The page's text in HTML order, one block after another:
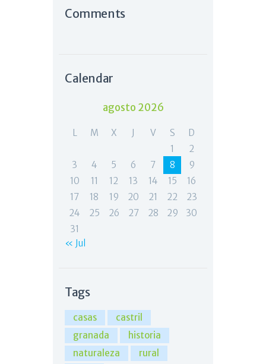
Comments
Calendar
agosto 2026
L M X J V S
D
1
2
3
4 5 6 7 8
9
10
11 12 13 14 15
16
17
18 19 20 21 22
23
24
25 26 27 28 29
30
31
« Jul
Tags
casas
castril
granada
historia
naturaleza
rural